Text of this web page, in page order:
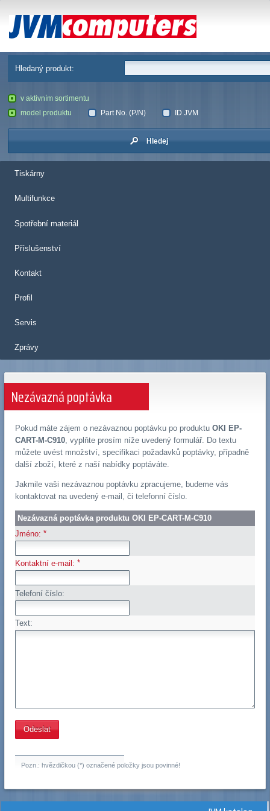
JVM Computers
Hledaný produkt:
v aktivním sortimentu
model produktu
Part No. (P/N) ID JVM
Hledej
Tiskárny
Multifunkce
Spotřební materiál
Příslušenství
Kontakt
Profil
Servis
Zprávy
Nezávazná poptávka
Pokud máte zájem o nezávaznou poptávku po produktu OKI EP-
CART-M-C910, vyplňte prosím níže uvedený formulář. Do textu
můžete uvést množství, specifikaci požadavků poptávky, případně
další zboží, které z naší nabídky poptáváte.
Jakmile vaši nezávaznou poptávku zpracujeme, budeme vás
kontaktovat na uvedený e-mail, či telefonní číslo.
Nezávazná poptávka produktu OKI EP-CART-M-C910
Jméno: *
Kontaktní e-mail: *
Telefoní číslo:
Text:
Pozn.: hvězdičkou (*) označené položky jsou povinné!